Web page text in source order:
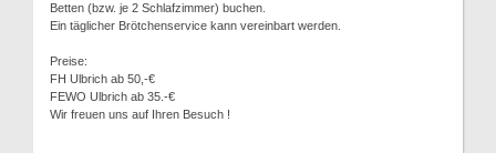
Betten (bzw. je 2 Schlafzimmer) buchen.
Ein täglicher Brötchenservice kann vereinbart werden.
Preise:
FH Ulbrich ab 50,-€
FEWO Ulbrich ab 35.-€
Wir freuen uns auf Ihren Besuch !